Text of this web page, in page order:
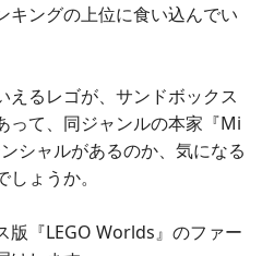
キングの上位に食い込んでい
えるレゴが、サンドボックス
って、同ジャンルの本家『Mi
シャルがあるのか、気になる
ょうか。
版『LEGO Worlds』のファー